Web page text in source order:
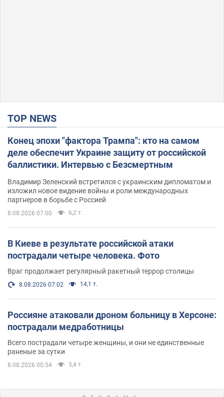
TOP NEWS
Конец эпохи "фактора Трампа": кто на самом
деле обеспечит Украине защиту от российской
баллистики. Интервью с Безсмертным
Владимир Зеленский встретился с украинским дипломатом и
изложил новое видение войны и роли международных
партнеров в борьбе с Россией
8.08.2026 07:00 6,2 т.
В Киеве в результате российской атаки
пострадали четыре человека. Фото
Враг продолжает регулярный ракетный террор столицы
8.08.2026 07:02 14,1 т.
Россияне атаковали дроном больницу в Херсоне:
пострадали медработницы
Всего пострадали четыре женщины, и они не единственные
раненые за сутки
8.08.2026 00:54 3,4 т.